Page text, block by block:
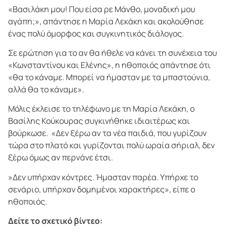
«Βασιλάκη μου! Που είσα ρε Μάνθο, μοναδική μου
αγάπη;», απάντησε η Μαρία Λεκάκη και ακολούθησε
ένας πολύ όμορφος και συγκινητικός διάλογος.
Σε ερώτηση για το αν θα ήθελε να κάνει τη συνέχεια του
«Κωνσταντίνου και Ελένης», η ηθοποιός απάντησε ότι
«θα το κάναμε. Μπορεί να ήμασταν με τα μπαστούνια,
αλλά θα το κάναμε».
Μόλις έκλεισε το τηλέφωνο με τη Μαρία Λεκάκη, ο
Βασίλης Κούκουρας συγκινήθηκε ιδιαιτέρως και
βούρκωσε. «Δεν ξέρω αν τα νέα παιδιά, που γυρίζουν
τώρα στο πλατό και γυρίζονται πολύ ωραία σήριαλ, δεν
ξέρω όμως αν περνάνε έτσι.
»Δεν υπήρχαν κόντρες. Ήμασταν παρέα. Υπήρχε το
σενάριο, υπήρχαν δομημένοι χαρακτήρες», είπε ο
ηθοποιός.
Δείτε το σχετικό βίντεο: